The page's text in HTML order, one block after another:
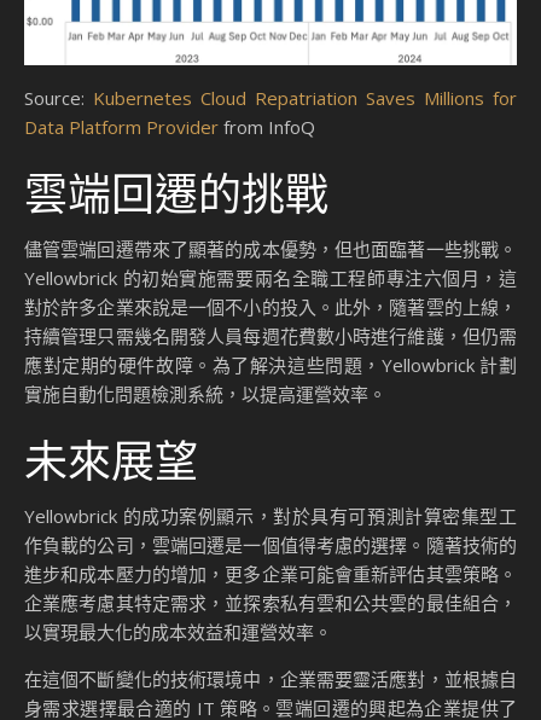
Source: Kubernetes Cloud Repatriation Saves Millions for
Data Platform Provider from InfoQ
雲端回遷的挑戰
儘管雲端回遷帶來了顯著的成本優勢，但也面臨著一些挑戰。
Yellowbrick 的初始實施需要兩名全職工程師專注六個月，這
對於許多企業來說是一個不小的投入。此外，隨著雲的上線，
持續管理只需幾名開發人員每週花費數小時進行維護，但仍需
應對定期的硬件故障。為了解決這些問題，Yellowbrick 計劃
實施自動化問題檢測系統，以提高運營效率。
未來展望
Yellowbrick 的成功案例顯示，對於具有可預測計算密集型工
作負載的公司，雲端回遷是一個值得考慮的選擇。隨著技術的
進步和成本壓力的增加，更多企業可能會重新評估其雲策略。
企業應考慮其特定需求，並探索私有雲和公共雲的最佳組合，
以實現最大化的成本效益和運營效率。
在這個不斷變化的技術環境中，企業需要靈活應對，並根據自
身需求選擇最合適的 IT 策略。雲端回遷的興起為企業提供了